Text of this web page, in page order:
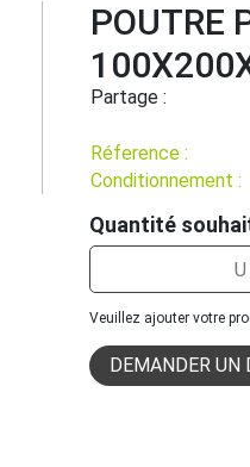
POUTRE
Partage :
Réference :
Conditionnement :
Quantité
Veuillez ajouter votre
DEMANDER UN